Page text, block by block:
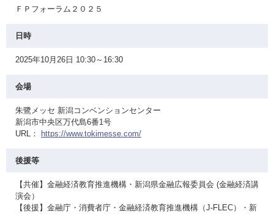
ＦＰフォーラム２０２５
日時
2025年10月26日 10:30～16:30
会場
朱鷺メッセ 新潟コンベンションセンター
新潟市中央区万代島6番1号
URL：
https://www.tokimesse.com/
後援等
【共催】金融経済教育推進機構・新潟県金融広報委員会 (金融経済講
演会）
【後援】金融庁・消費者庁・金融経済教育推進機構（J-FLEC）・新